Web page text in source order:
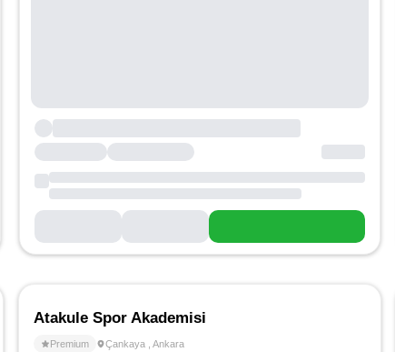
Atakule Spor Akademisi
Premium Çankaya Ankara